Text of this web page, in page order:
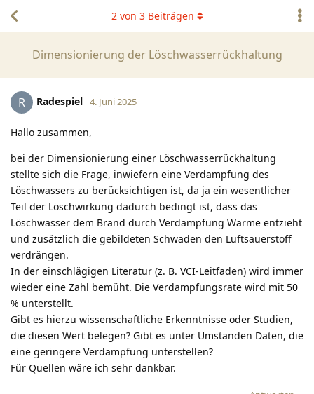
Dimensionierung der Löschwasserrückhaltung
2von 3Beiträgen
R Radespiel 4. Juni 2025
Hallo zusammen,
bei der Dimensionierung einer Löschwasserrückhaltung
stellte sich die Frage, inwiefern eine Verdampfung des
Löschwassers zu berücksichtigen ist, da ja ein wesentlicher
Teil der Löschwirkung dadurch bedingt ist, dass das
Löschwasser dem Brand durch Verdampfung Wärme entzieht
und zusätzlich die gebildeten Schwaden den Luftsauerstoff
verdrängen.
In der einschlägigen Literatur (z. B. VCI-Leitfaden) wird immer
wieder eine Zahl bemüht. Die Verdampfungsrate wird mit 50
% unterstellt.
Gibt es hierzu wissenschaftliche Erkenntnisse oder Studien,
die diesen Wert belegen? Gibt es unter Umständen Daten, die
eine geringere Verdampfung unterstellen?
Für Quellen wäre ich sehr dankbar.